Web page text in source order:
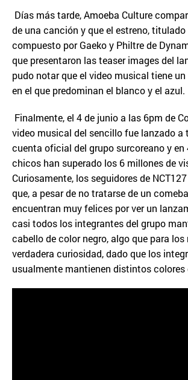
Días más tarde, Amoeba Culture
de una canción y que el estreno, titulado
compuesto por Gaeko y Philtre de
que presentaron las teaser images del
pudo notar que el video musical tiene
en el que predominan el blanco y el azul.
Finalmente, el 4 de junio a las 6pm de
video musical del sencillo fue lanzado a
cuenta oficial del grupo surcoreano y en
chicos han superado los 6 millones de
Curiosamente, los seguidores de
que, a pesar de no tratarse de un
encuentran muy felices por ver un
casi todos los integrantes del grupo
cabello de color negro, algo que para
verdadera curiosidad, dado que los
usualmente mantienen distintos colores